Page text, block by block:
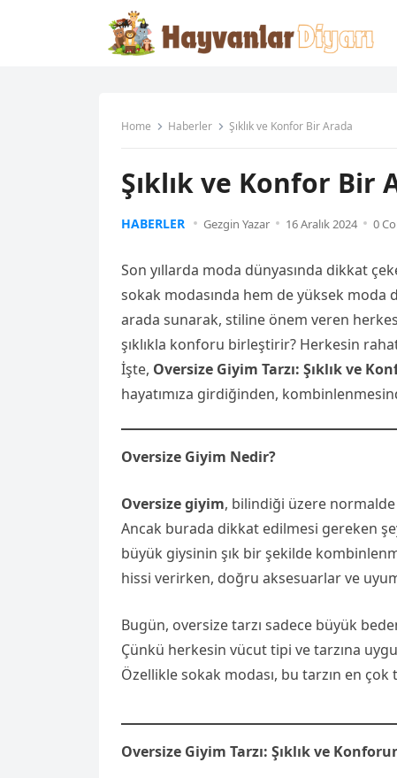
Home Haberler Şıklık ve Konfor Bir Arada
Şıklık ve Konfor Bir
HABERLER Gezgin Yazar 16 Aralık 2024 0
Son yıllarda moda dünyasında dikkat
sokak modasında hem de yüksek moda
arada sunarak, stiline önem veren
şıklıkla konforu birleştirir? Herkesin
İşte, Oversize Giyim Tarzı: Şıklık ve
hayatımıza girdiğinden,
Oversize Giyim Nedir?
Oversize giyim, bilindiği üzere
Ancak burada dikkat edilmesi gereken
büyük giysinin şık bir şekilde
hissi verirken, doğru aksesuarlar ve
Bugün, oversize tarzı sadece büyük
Çünkü herkesin vücut tipi ve tarzına
Özellikle sokak modası, bu tarzın en
Oversize Giyim Tarzı: Şıklık ve